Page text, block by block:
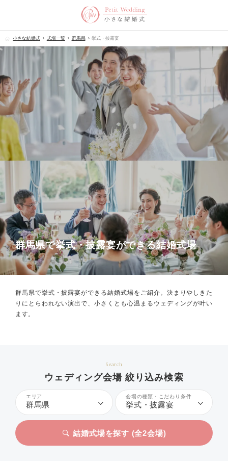
小さな結婚式 式場一覧 群馬県 挙式・披露宴
群馬県で挙式・披露宴ができる結婚式場
群馬県で挙式・披露宴ができる結婚式場をご紹介。 決まりやしきた
りにとらわれない演出で、小さくとも心温まるウェディングが叶い
ます。
Search
ウェディング会場 絞り込み検索
エリア
群馬県
会場の種類・こだわり条件
挙式・披露宴
結婚式場を探す (全2会場)